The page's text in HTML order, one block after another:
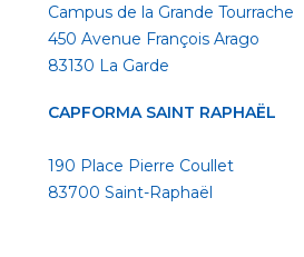
Campus de la Grande Tourrache
450 Avenue François Arago
83130 La Garde
CAPFORMA SAINT RAPHAËL
190 Place Pierre Coullet
83700 Saint-Raphaël